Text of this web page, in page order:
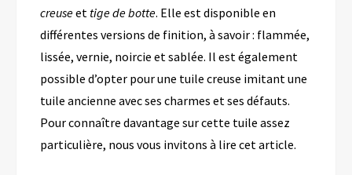
creuseet tige de botte. Elle est disponible en
différentes versions de finition, à savoir : flammée,
lissée, vernie, noircie et sablée. Il est également
possible d’opter pour une tuile creuse imitant une
tuile ancienne avec ses charmes et ses défauts.
Pour connaître davantage sur cette tuile assez
particulière, nous vous invitons à lire cet article.